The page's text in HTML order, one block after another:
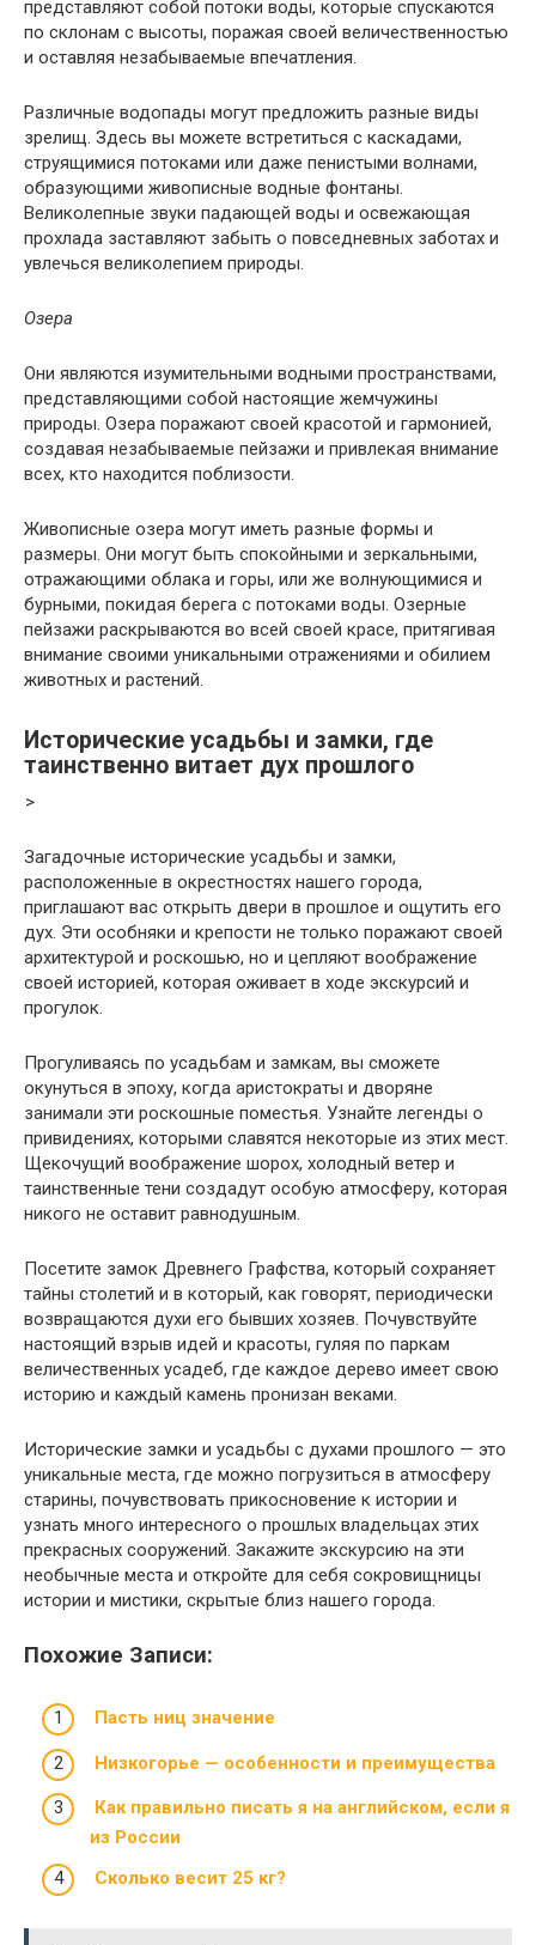
представляют собой потоки воды, которые спускаются
по склонам с высоты, поражая своей величественностью
и оставляя незабываемые впечатления.
Различные водопады могут предложить разные виды
зрелищ. Здесь вы можете встретиться с каскадами,
струящимися потоками или даже пенистыми волнами,
образующими живописные водные фонтаны.
Великолепные звуки падающей воды и освежающая
прохлада заставляют забыть о повседневных заботах и
увлечься великолепием природы.
Озера
Они являются изумительными водными пространствами,
представляющими собой настоящие жемчужины
природы. Озера поражают своей красотой и гармонией,
создавая незабываемые пейзажи и привлекая внимание
всех, кто находится поблизости.
Живописные озера могут иметь разные формы и
размеры. Они могут быть спокойными и зеркальными,
отражающими облака и горы, или же волнующимися и
бурными, покидая берега с потоками воды. Озерные
пейзажи раскрываются во всей своей красе, притягивая
внимание своими уникальными отражениями и обилием
животных и растений.
Исторические усадьбы и замки, где
таинственно витает дух прошлого
>
Загадочные исторические усадьбы и замки,
расположенные в окрестностях нашего города,
приглашают вас открыть двери в прошлое и ощутить его
дух. Эти особняки и крепости не только поражают своей
архитектурой и роскошью, но и цепляют воображение
своей историей, которая оживает в ходе экскурсий и
прогулок.
Прогуливаясь по усадьбам и замкам, вы сможете
окунуться в эпоху, когда аристократы и дворяне
занимали эти роскошные поместья. Узнайте легенды о
привидениях, которыми славятся некоторые из этих мест.
Щекочущий воображение шорох, холодный ветер и
таинственные тени создадут особую атмосферу, которая
никого не оставит равнодушным.
Посетите замок Древнего Графства, который сохраняет
тайны столетий и в который, как говорят, периодически
возвращаются духи его бывших хозяев. Почувствуйте
настоящий взрыв идей и красоты, гуляя по паркам
величественных усадеб, где каждое дерево имеет свою
историю и каждый камень пронизан веками.
Исторические замки и усадьбы с духами прошлого — это
уникальные места, где можно погрузиться в атмосферу
старины, почувствовать прикосновение к истории и
узнать много интересного о прошлых владельцах этих
прекрасных сооружений. Закажите экскурсию на эти
необычные места и откройте для себя сокровищницы
истории и мистики, скрытые близ нашего города.
Похожие Записи:
Пасть ниц значение
Низкогорье — особенности и преимущества
Как правильно писать я на английском, если я
из России
Сколько весит 25 кг?